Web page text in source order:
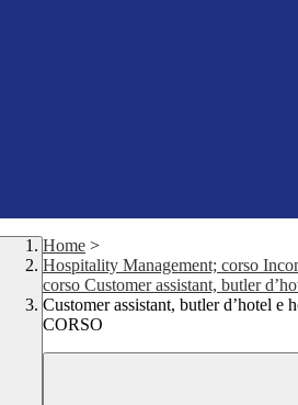
Home >
Hospitality Management; corso
corso Customer assistant, butler
Customer assistant, butler d’hotel
CORSO